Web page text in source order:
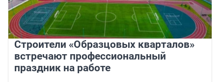
Строители «Образцовых кварталов»
встречают профессиональный
праздник на работе